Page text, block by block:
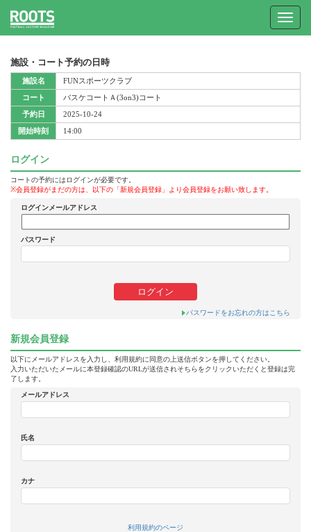
Toggle
施設・コート予約の日時
施設名
コート
予約日
開始時刻
FUNスポーツクラブ
バスケコートＡ(3on3)コート
2025-10-24
14:00
ログイン
コートの予約にはログインが必要です。
※会員登録がまだの方は、以下の「新規会員登録」より会員登録をお願い致します。
ログインメールアドレス
パスワード
パスワードをお忘れの方はこちら
新規会員登録
以下にメールアドレスを入力し、利用規約に同意の上送信ボタンを押してください。
入力いただいたメールに本登録確認のURLが送信されそちらをクリックいただくと登録は完
了します。
メールアドレス
氏名
カナ
利用規約のページ